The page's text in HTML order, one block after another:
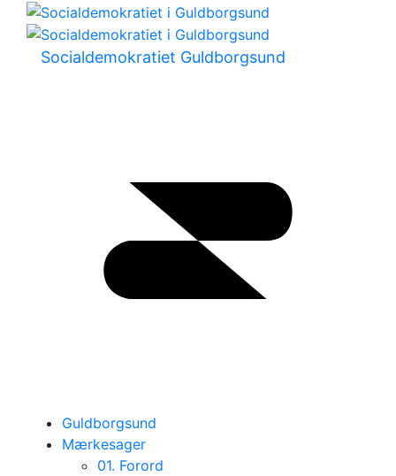
Socialdemokratiet Guldborgsund
Guldborgsund
Mærkesager
01. Forord